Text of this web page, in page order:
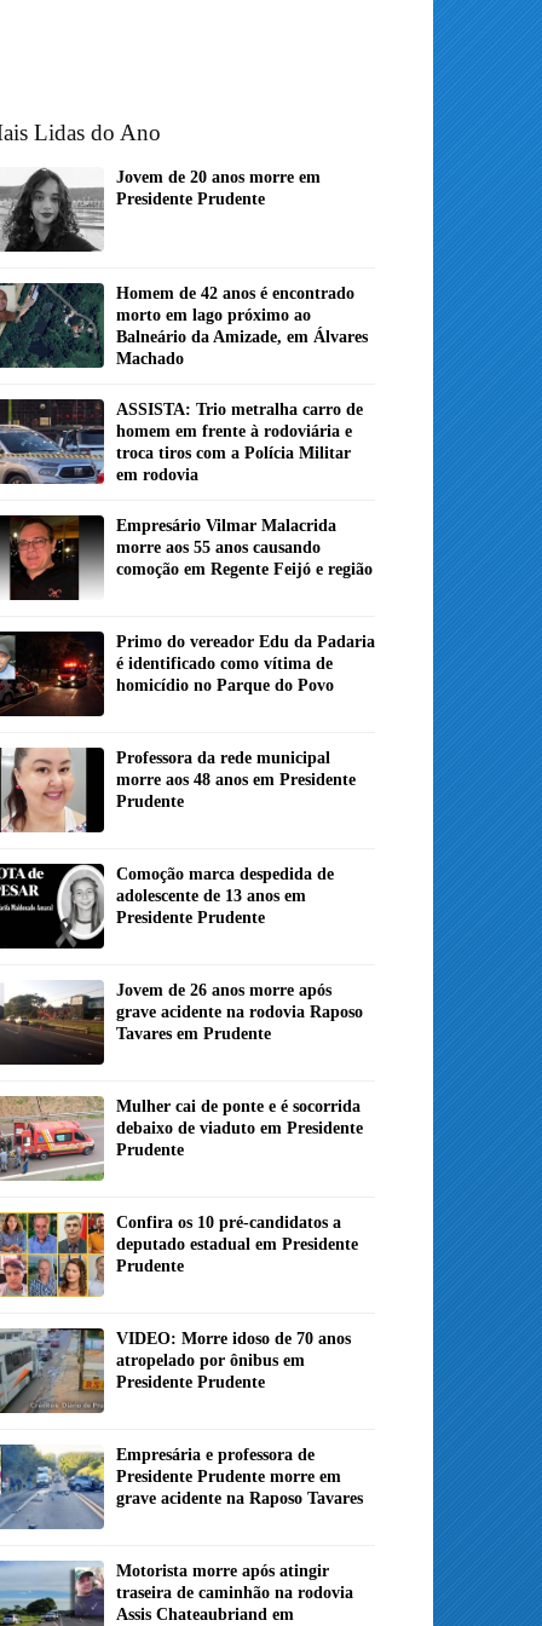
Lidas do Ano
Jovem de 20 anos morre em
Presidente Prudente
Homem de 42 anos é encontrado
morto em lago próximo ao
Balneário da Amizade, em Álvares
Machado
ASSISTA: Trio metralha carro de
homem em frente à rodoviária e
troca tiros com a Polícia Militar
em rodovia
Empresário Vilmar Malacrida
morre aos 55 anos causando
comoção em Regente Feijó e região
Primo do vereador Edu da Padaria
é identificado como vítima de
homicídio no Parque do Povo
Professora da rede municipal
morre aos 48 anos em Presidente
Prudente
Comoção marca despedida de
adolescente de 13 anos em
Presidente Prudente
Jovem de 26 anos morre após
grave acidente na rodovia Raposo
Tavares em Prudente
Mulher cai de ponte e é socorrida
debaixo de viaduto em Presidente
Prudente
Confira os 10 pré-candidatos a
deputado estadual em Presidente
Prudente
VIDEO: Morre idoso de 70 anos
atropelado por ônibus em
Presidente Prudente
Empresária e professora de
Presidente Prudente morre em
grave acidente na Raposo Tavares
Motorista morre após atingir
traseira de caminhão na rodovia
Assis Chateaubriand em